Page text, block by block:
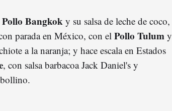
Pollo Bangkok y su salsa de leche de coco,
parada en México, con el Pollo Tulum y
a la naranja; y hace escala en Estados
, con salsa barbacoa Jack Daniel's y